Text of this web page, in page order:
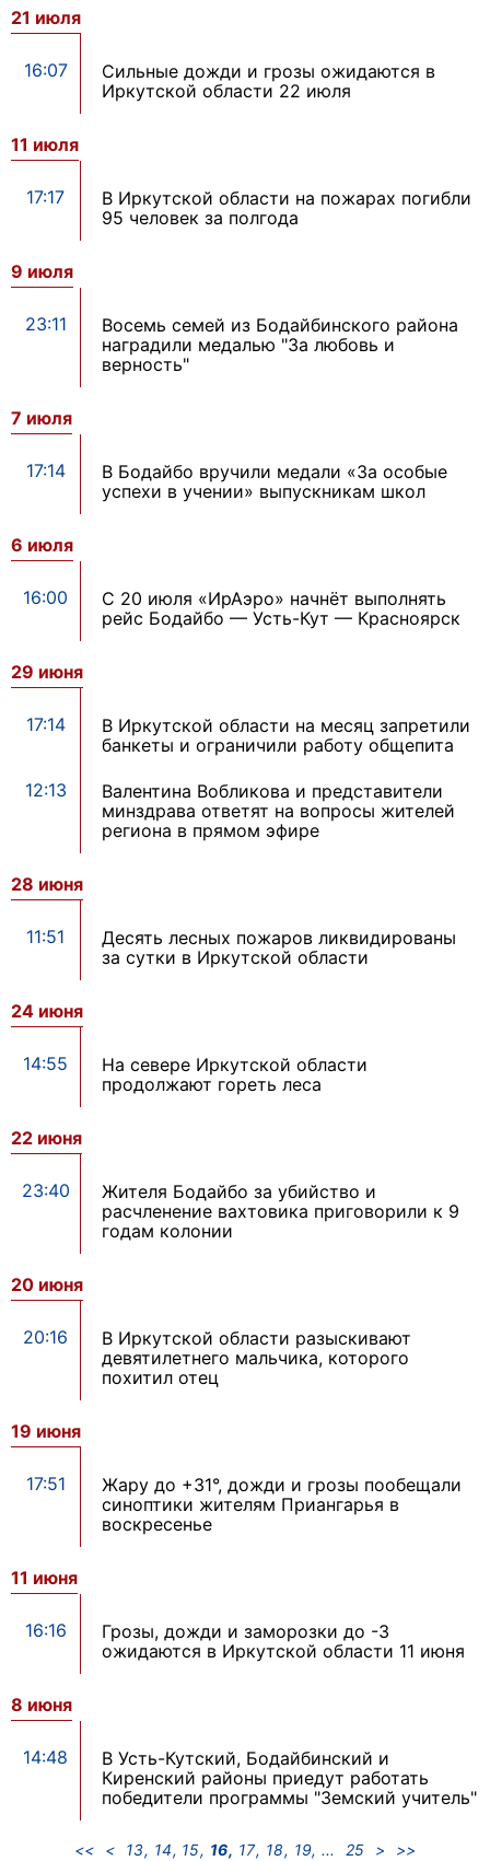
21 июля
16:07
Сильные дожди и грозы ожидаются в
Иркутской области 22 июля
11 июля
17:17
В Иркутской области на пожарах погибли
95 человек за полгода
9 июля
23:11
Восемь семей из Бодайбинского района
наградили медалью "За любовь и
верность"
7 июля
17:14
В Бодайбо вручили медали «За особые
успехи в учении» выпускникам школ
6 июля
16:00
С 20 июля «ИрАэро» начнёт выполнять
рейс Бодайбо — Усть-Кут — Красноярск
29 июня
17:14
В Иркутской области на месяц запретили
банкеты и ограничили работу общепита
12:13
Валентина Вобликова и представители
минздрава ответят на вопросы жителей
региона в прямом эфире
28 июня
11:51
Десять лесных пожаров ликвидированы
за сутки в Иркутской области
24 июня
14:55
На севере Иркутской области
продолжают гореть леса
22 июня
23:40
Жителя Бодайбо за убийство и
расчленение вахтовика приговорили к 9
годам колонии
20 июня
20:16
В Иркутской области разыскивают
девятилетнего мальчика, которого
похитил отец
19 июня
17:51
Жару до +31°, дожди и грозы пообещали
синоптики жителям Приангарья в
воскресенье
11 июня
16:16
Грозы, дожди и заморозки до -3
ожидаются в Иркутской области 11 июня
8 июня
14:48
В Усть-Кутский, Бодайбинский и
Киренский районы приедут работать
победители программы "Земский учитель"
<< < 13 14 15 16 17 18 19 25 > >>